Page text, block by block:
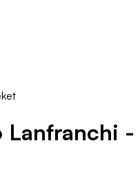
Lanfranchi -